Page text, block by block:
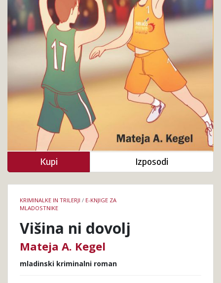
knjige
KRIMINALKE IN TRILERJI / E-KNJIGE ZA
MLADOSTNIKE
Višina ni dovolj
Mateja A. Kegel
mladinski kriminalni roman
Kupi Izposodi